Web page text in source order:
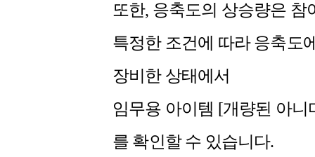
또한, 응축도의 상승량은
특정한 조건에 따라 응축도
장비한 상태에서
임무용 아이템 [개량된 아
를 확인할 수 있습니다.